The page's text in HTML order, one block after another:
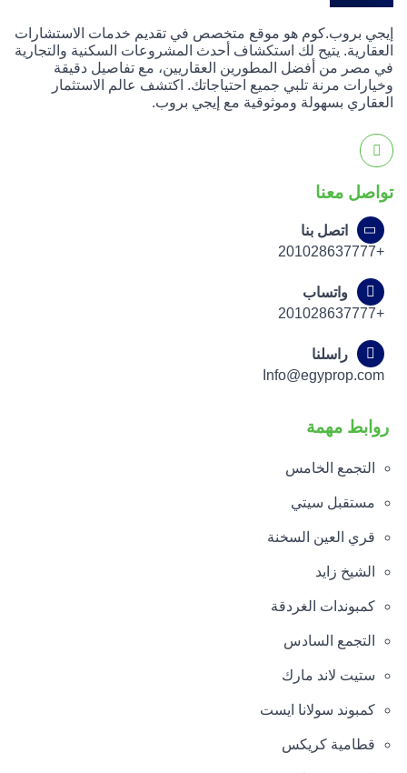
إيجي بروب.كوم هو موقع متخصص في تقديم خدمات الاستشارات
العقارية. يتيح لك استكشاف أحدث المشروعات السكنية والتجارية
في مصر من أفضل المطورين العقاريين، مع تفاصيل دقيقة
وخيارات مرنة تلبي جميع احتياجاتك. اكتشف عالم الاستثمار
العقاري بسهولة وموثوقية مع إيجي بروب.
تواصل معنا
اتصل بنا
+201028637777
واتساب
+201028637777
راسلنا
Info@egyprop.com
روابط مهمة
التجمع الخامس
مستقبل سيتي
قري العين السخنة
الشيخ زايد
كمبوندات الغردقة
التجمع السادس
ستيت لاند مارك
كمبوند سولانا ايست
قطامية كريكس